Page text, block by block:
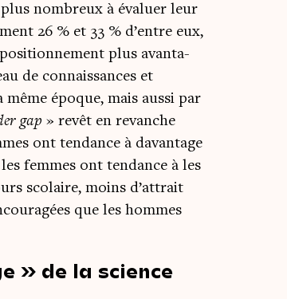
nom­breux à éva­luer leur
26 % et 33 % d’entre eux,
posi­tion­ne­ment plus avan­ta­
de connais­sances et
époque, mais aus­si par
gap » revêt en revanche
ont ten­dance à davan­tage
femmes ont ten­dance à les
sco­laire, moins d’attrait
que les hommes
» de la science